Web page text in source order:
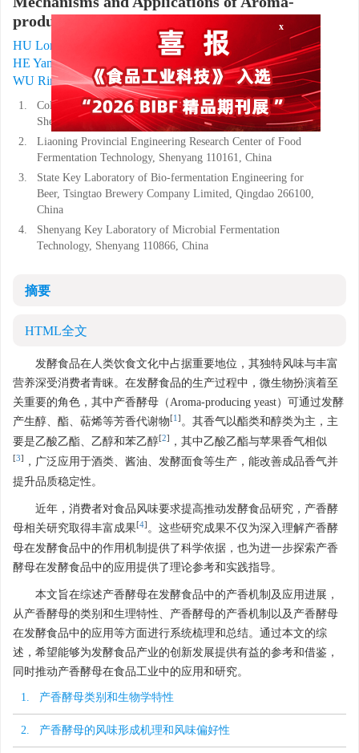
producing Yeasts in Fermented Foods
HU Longkun PAN Guoyang 1, 2, JIANG Jinhui 1, 2,
HE Yang3, WU Junrui ,
,
WU Rina1, 2, ,
1.
College of Food Science, Shenyang Agricultural University,
Shenyang 110866, China
2.
Liaoning Provincial Engineering Research Center of Food
Fermentation Technology, Shenyang 110161, China
3.
State Key Laboratory of Bio-fermentation Engineering for
Beer, Tsingtao Brewery Company Limited, Qingdao 266100,
China
4.
Shenyang Key Laboratory of Microbial Fermentation
Technology, Shenyang 110866, China
摘要
HTML全文
发酵食品在人类饮食文化中占据重要地位，其独特风味与丰富
营养深受消费者青睐。在发酵食品的生产过程中，微生物扮演着至
关重要的角色，其中产香酵母（Aroma-producing yeast）可通过发酵
产生醇、酯、萜烯等芳香代谢物[1 ] 。其香气以酯类和醇类为主，主
要是乙酸乙酯、乙醇和苯乙醇[2] ，其中乙酸乙酯与苹果香气相似
[3]
，广泛应用于酒类、酱油、发酵面食等生产，能改善成品香气并
提升品质稳定性。
近年，消费者对食品风味要求提高推动发酵食品研究，产香酵
母相关研究取得丰富成果[4] 。这些研究成果不仅为深入理解产香酵
母在发酵食品中的作用机制提供了科学依据，也为进一步探索产香
酵母在发酵食品中的应用提供了理论参考和实践指导。
本文旨在综述产香酵母在发酵食品中的产香机制及应用进展，
从产香酵母的类别和生理特性、产香酵母的产香机制以及产香酵母
在发酵食品中的应用等方面进行系统梳理和总结。通过本文的综
述，希望能够为发酵食品产业的创新发展提供有益的参考和借鉴，
同时推动产香酵母在食品工业中的应用和研究。
1. 产香酵母类别和生物学特性
2. 产香酵母的风味形成机理和风味偏好性
x